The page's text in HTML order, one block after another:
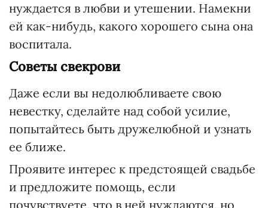
нуждается в любви и утешении. Намекни
ей как-нибудь, какого хорошего сына она
воспитала.
Советы свекрови
Даже если вы недолюбливаете свою
невестку, сделайте над собой усилие,
попытайтесь быть дружелюбной и узнать
ее ближе.
Проявите интерес к предстоящей свадьбе
и предложите помощь, если
почувствуете, что в ней нуждаются, но